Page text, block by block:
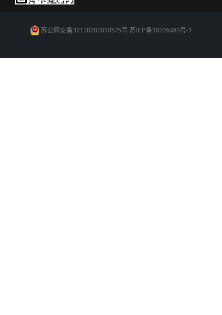
苏公网安备32120202010575号 苏ICP备10226483号-1